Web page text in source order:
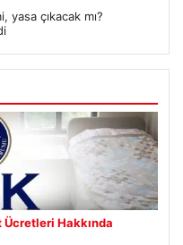
yasa çıkacak mı?
Ücretleri Hakkında